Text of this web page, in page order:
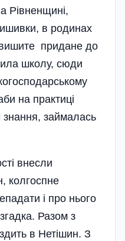
Рівненщині,
в родинах
придане до
школу, сюди
на практиці
знання, займалась
внесли
колгоспне
і про нього
Разом з
в Нетішин. З